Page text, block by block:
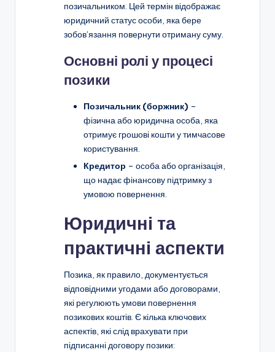
позичальником. Цей термін відображає
юридичний статус особи, яка бере
зобов’язання повернути отриману суму.
Основні ролі у процесі
позики
Позичальник (боржник) –
фізична або юридична особа, яка
отримує грошові кошти у тимчасове
користування.
Кредитор – особа або організація,
що надає фінансову підтримку з
умовою повернення.
Юридичні та
практичні аспекти
Позика, як правило, документується
відповідними угодами або договорами,
які регулюють умови повернення
позикових коштів. Є кілька ключових
аспектів, які слід врахувати при
підписанні договору позики: